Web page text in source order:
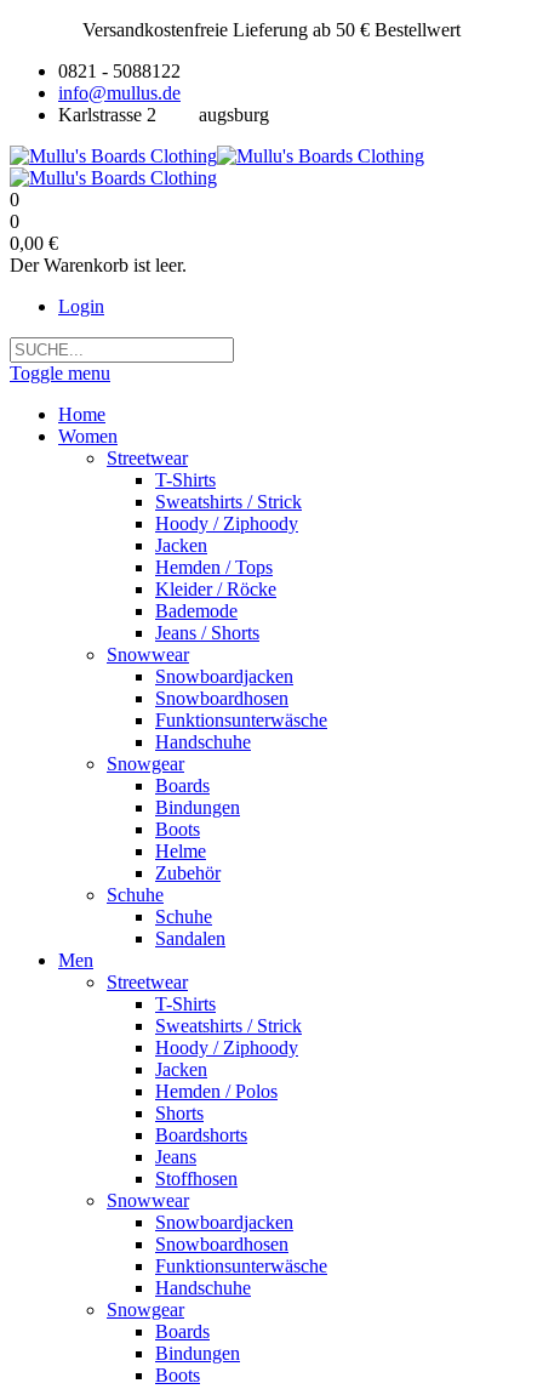
Versandkostenfreie Lieferung ab 50 € Bestellwert
0821 - 5088122
info@mullus.de
Karlstrasse 2
augsburg
0
0
0,00 €
Der Warenkorb ist leer.
Login
Toggle menu
Home
Women
Streetwear
T-Shirts
Sweatshirts / Strick
Hoody / Ziphoody
Jacken
Hemden / Tops
Kleider / Röcke
Bademode
Jeans / Shorts
Snowwear
Snowboardjacken
Snowboardhosen
Funktionsunterwäsche
Handschuhe
Snowgear
Boards
Bindungen
Boots
Helme
Zubehör
Schuhe
Schuhe
Sandalen
Men
Streetwear
T-Shirts
Sweatshirts / Strick
Hoody / Ziphoody
Jacken
Hemden / Polos
Shorts
Boardshorts
Jeans
Stoffhosen
Snowwear
Snowboardjacken
Snowboardhosen
Funktionsunterwäsche
Handschuhe
Snowgear
Boards
Bindungen
Boots